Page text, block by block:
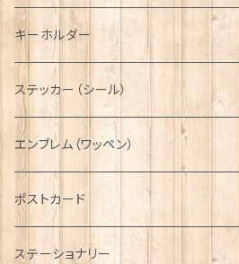
ディアストーカー
ニット帽
タータン【Glencroft】
ボタンラップマフラー【Aran Traditions】
スカーフ
ファッションマスク
その他のアクセサリー
ラブスプーン【PAUL CURTIS】
ティーコジー
その他テーブルウェア
乗り物
動物＆植物
国旗＆紋章
音楽＆楽器
運動＆人物
ミリタリー
NAVY
AIRFORCE
ARMY
ピューター
キーホルダー
ステッカー（シール）
エンブレム（ワッペン）
ポストカード
ステーショナリー